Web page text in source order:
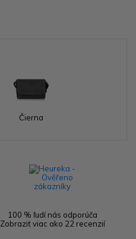
Čierna
100 % ľudí nás odporúča
Zobraziť viac ako 22 recenzií